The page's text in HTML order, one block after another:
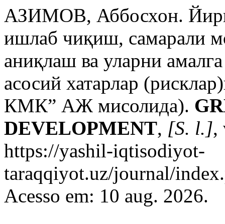
АЗИМОВ, Аббосхон.
ишлаб чиқиш, самарали
аниқлаш ва уларни
асосий хатарлар
КМК” АЖ мисолида).
DEVELOPMENT, [S. l.],
https://yashil-iqtisodiyot-
taraqqiyot.uz/journal/
Acesso em: 10 aug. 2026.